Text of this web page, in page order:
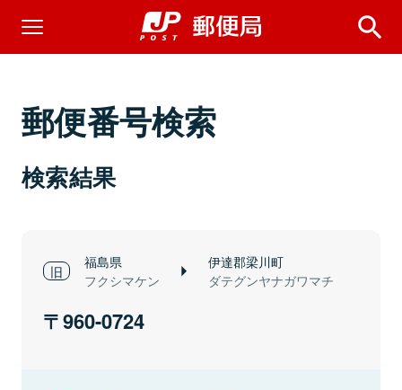
郵便番号検索
検索結果
福島県
フクシマケン
伊達郡梁川町
ダテグンヤナガワマチ
960-0724